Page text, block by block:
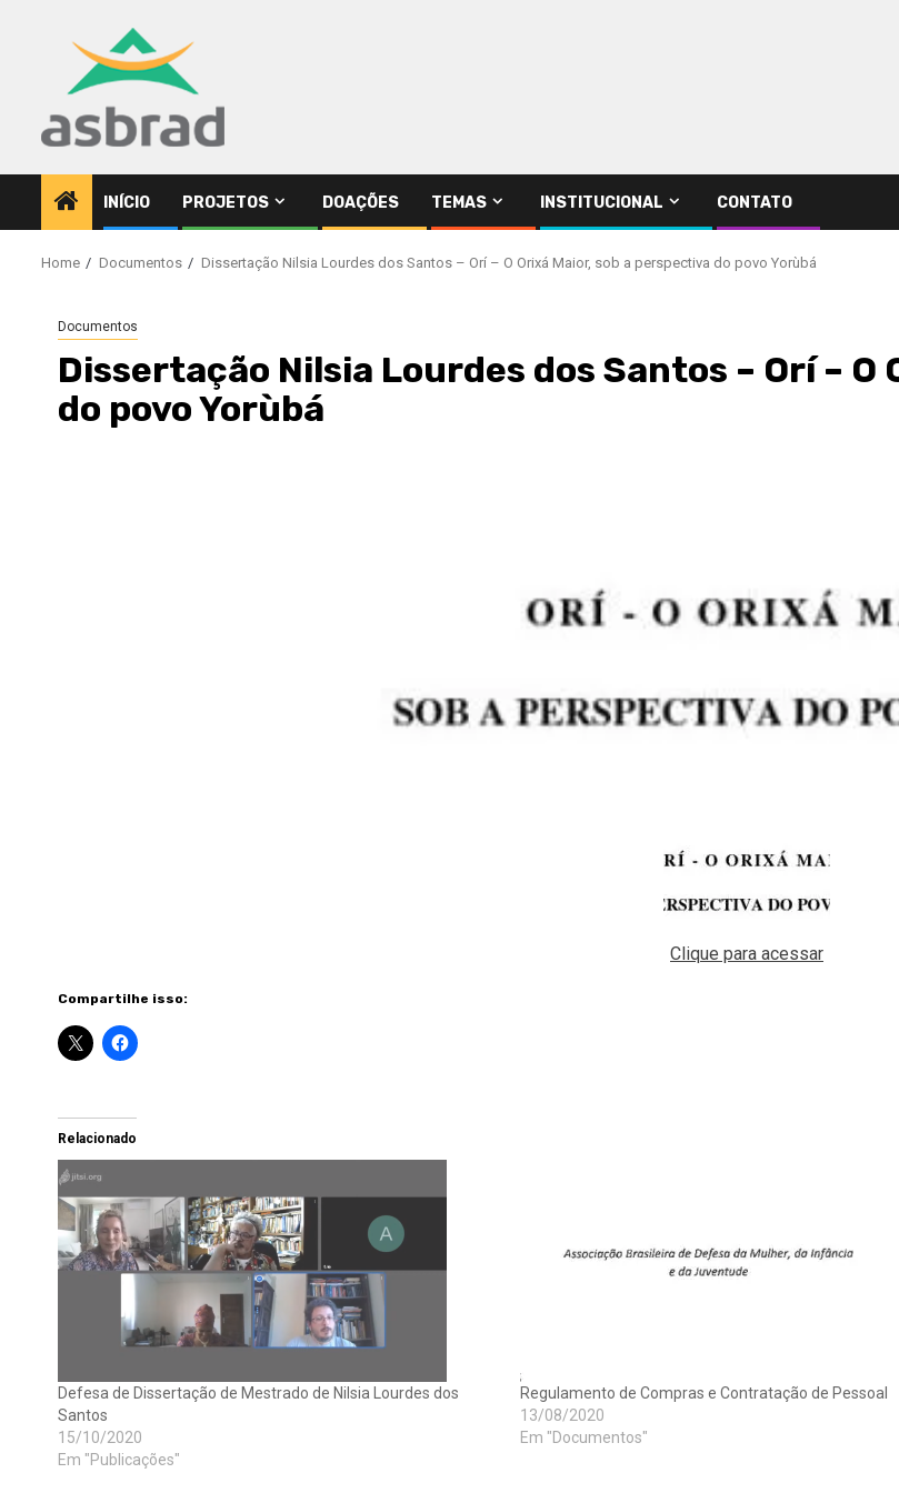
INÍCIO PROJETOS DOAÇÕES TEMAS INSTITUCIONAL CONTATO
Home Documentos Dissertação Nilsia Lourdes dos Santos – Orí – O Orixá Maior, sob a perspectiva do povo Yorùbá
Documentos
Dissertação Nilsia Lourdes dos Santos – Orí –
do povo Yorùbá
Clique para acessar
Compartilhe isso:
Relacionado
Defesa de Dissertação de Mestrado de Nilsia Lourdes dos
Santos
15/10/2020
Em "Publicações"
Regulamento de Compras e Contratação de Pessoal
13/08/2020
Em "Documentos"